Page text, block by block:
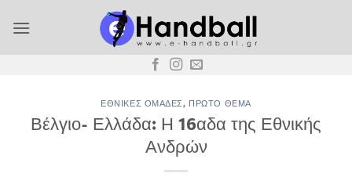
στο
ΕΘΝΙΚΈΣ ΟΜΆΔΕΣ, ΠΡΏΤΟ ΘΈΜΑ
Βέλγιο- Ελλάδα: Η 16αδα της Εθνικής
Ανδρών